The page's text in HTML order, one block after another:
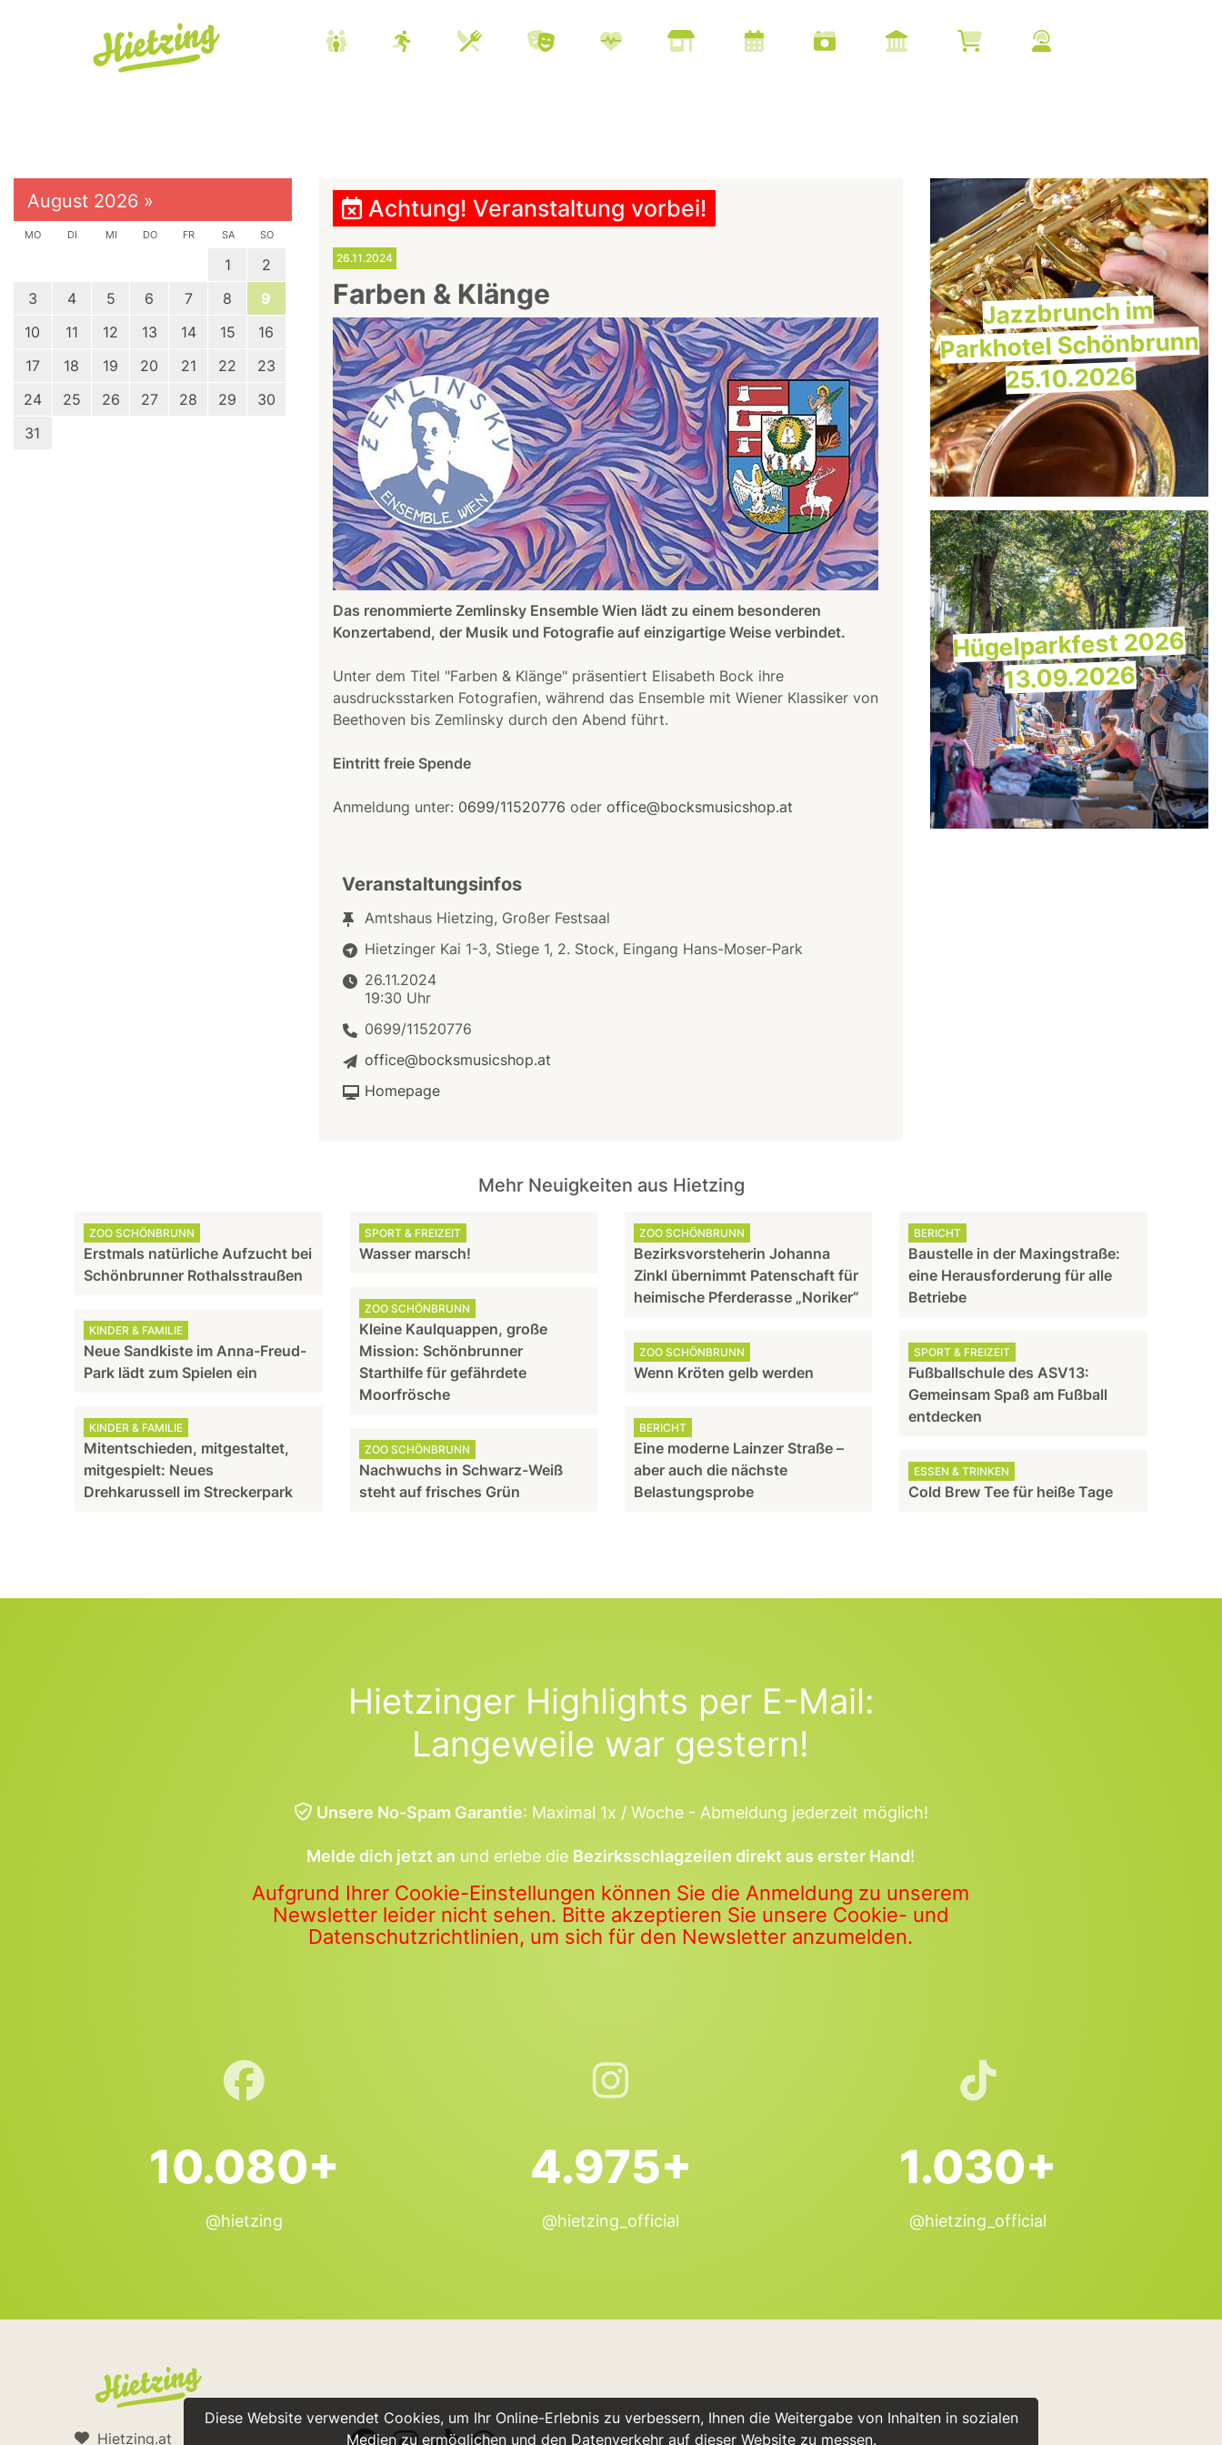
Diese Website verwendet Cookies, um Ihr Online-Erlebnis zu verbessern, Ihnen die Weitergabe von Inhalten in sozialen
Medien zu ermöglichen und den Datenverkehr auf dieser Website zu messen.
August 2026 »
MO DI MI DO FR SA SO
1
2
3
4 5 6 7 8
9
10
11 12 13 14 15
16
17
18 19 20 21 22
23
24
25 26 27 28 29
30
31
Achtung! Veranstaltung vorbei!
26.11.2024
Farben & Klänge
Das renommierte Zemlinsky Ensemble Wien lädt zu einem besonderen
Konzertabend, der Musik und Fotografie auf einzigartige Weise verbindet.
Unter dem Titel "Farben & Klänge" präsentiert Elisabeth Bock ihre
ausdrucksstarken Fotografien, während das Ensemble mit Wiener Klassiker von
Beethoven bis Zemlinsky durch den Abend führt.
Eintritt freie Spende
Anmeldung unter: 0699/11520776 oder office@bocksmusicshop.at
Veranstaltungsinfos
Amtshaus Hietzing, Großer Festsaal
Hietzinger Kai 1-3, Stiege 1, 2. Stock, Eingang Hans-Moser-Park
26.11.2024
19:30 Uhr
0699/11520776
office@bocksmusicshop.at
Homepage
Jazzbrunch im
Parkhotel Schönbrunn
25.10.2026
Hügelparkfest 2026
13.09.2026
Mehr Neuigkeiten aus Hietzing
ZOO SCHÖNBRUNN
Erstmals natürliche Aufzucht bei
Schönbrunner Rothalsstraußen
KINDER & FAMILIE
Neue Sandkiste im Anna-Freud-
Park lädt zum Spielen ein
KINDER & FAMILIE
Mitentschieden, mitgestaltet,
mitgespielt: Neues
Drehkarussell im Streckerpark
SPORT & FREIZEIT
Wasser marsch!
ZOO SCHÖNBRUNN
Kleine Kaulquappen, große
Mission: Schönbrunner
Starthilfe für gefährdete
Moorfrösche
ZOO SCHÖNBRUNN
Nachwuchs in Schwarz-Weiß
steht auf frisches Grün
ZOO SCHÖNBRUNN
Bezirksvorsteherin Johanna
Zinkl übernimmt Patenschaft für
heimische Pferderasse „Noriker“
ZOO SCHÖNBRUNN
Wenn Kröten gelb werden
BERICHT
Eine moderne Lainzer Straße –
aber auch die nächste
Belastungsprobe
BERICHT
Baustelle in der Maxingstraße:
eine Herausforderung für alle
Betriebe
SPORT & FREIZEIT
Fußballschule des ASV13:
Gemeinsam Spaß am Fußball
entdecken
ESSEN & TRINKEN
Cold Brew Tee für heiße Tage
Hietzinger Highlights per E-Mail:
Langeweile war gestern!
Unsere No-Spam Garantie: Maximal 1x / Woche - Abmeldung jederzeit möglich!
Melde dich jetzt an und erlebe die Bezirksschlagzeilen direkt aus erster Hand!
Aufgrund Ihrer Cookie-Einstellungen können Sie die Anmeldung zu unserem
Newsletter leider nicht sehen. Bitte akzeptieren Sie unsere Cookie- und
Datenschutzrichtlinien, um sich für den Newsletter anzumelden.
10.080+
@hietzing
4.975+
@hietzing_official
1.030+
@hietzing_official
Hietzing.at